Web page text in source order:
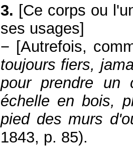
3. [Ce corps ou
ses usages]
− [Autrefois,
toujours fiers,
pour prendre un
échelle en bois,
pied des murs
1843, p. 85).